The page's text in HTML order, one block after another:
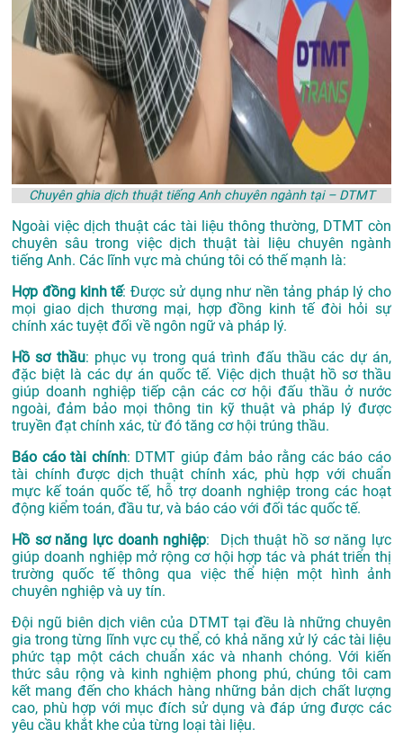
Chuyên ghia dịch thuật tiếng Anh chuyên ngành tại – DTMT
Ngoài việc dịch thuật các tài liệu thông thường, DTMT còn
chuyên sâu trong việc dịch thuật tài liệu chuyên ngành
tiếng Anh. Các lĩnh vực mà chúng tôi có thế mạnh là:
Hợp đồng kinh tế: Được sử dụng như nền tảng pháp lý cho
mọi giao dịch thương mại, hợp đồng kinh tế đòi hỏi sự
chính xác tuyệt đối về ngôn ngữ và pháp lý.
Hồ sơ thầu: phục vụ trong quá trình đấu thầu các dự án,
đặc biệt là các dự án quốc tế. Việc dịch thuật hồ sơ thầu
giúp doanh nghiệp tiếp cận các cơ hội đấu thầu ở nước
ngoài, đảm bảo mọi thông tin kỹ thuật và pháp lý được
truyền đạt chính xác, từ đó tăng cơ hội trúng thầu.
Báo cáo tài chính: DTMT giúp đảm bảo rằng các báo cáo
tài chính được dịch thuật chính xác, phù hợp với chuẩn
mực kế toán quốc tế, hỗ trợ doanh nghiệp trong các hoạt
động kiểm toán, đầu tư, và báo cáo với đối tác quốc tế.
Hồ sơ năng lực doanh nghiệp: Dịch thuật hồ sơ năng lực
giúp doanh nghiệp mở rộng cơ hội hợp tác và phát triển thị
trường quốc tế thông qua việc thể hiện một hình ảnh
chuyên nghiệp và uy tín.
Đội ngũ biên dịch viên của DTMT tại đều là những chuyên
gia trong từng lĩnh vực cụ thể, có khả năng xử lý các tài liệu
phức tạp một cách chuẩn xác và nhanh chóng. Với kiến
thức sâu rộng và kinh nghiệm phong phú, chúng tôi cam
kết mang đến cho khách hàng những bản dịch chất lượng
cao, phù hợp với mục đích sử dụng và đáp ứng được các
yêu cầu khắt khe của từng loại tài liệu.